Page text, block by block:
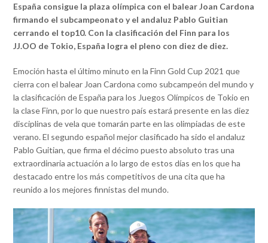
España consigue la plaza olímpica con el balear Joan Cardona
firmando el subcampeonato y el andaluz Pablo Guitian
cerrando el top10. Con la clasificación del Finn para los
JJ.OO de Tokio, España logra el pleno con diez de diez.
Emoción hasta el último minuto en la Finn Gold Cup 2021 que
cierra con el balear Joan Cardona como subcampeón del mundo y
la clasificación de España para los Juegos Olímpicos de Tokio en
la clase Finn, por lo que nuestro país estará presente en las diez
disciplinas de vela que tomarán parte en las olimpiadas de este
verano. El segundo español mejor clasificado ha sido el andaluz
Pablo Guitian, que firma el décimo puesto absoluto tras una
extraordinaria actuación a lo largo de estos días en los que ha
destacado entre los más competitivos de una cita que ha
reunido a los mejores finnistas del mundo.